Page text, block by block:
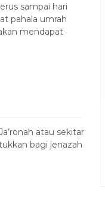
sampai hari
pahala umrah
mendapat
atau sekitar
bagi jenazah
/ pax